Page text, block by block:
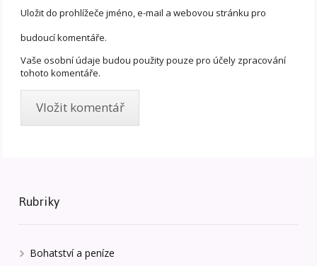
Uložit do prohlížeče jméno, e-mail a webovou stránku pro
budoucí komentáře.
Vaše osobní údaje budou použity pouze pro účely zpracování
tohoto komentáře.
Rubriky
Bohatství a peníze